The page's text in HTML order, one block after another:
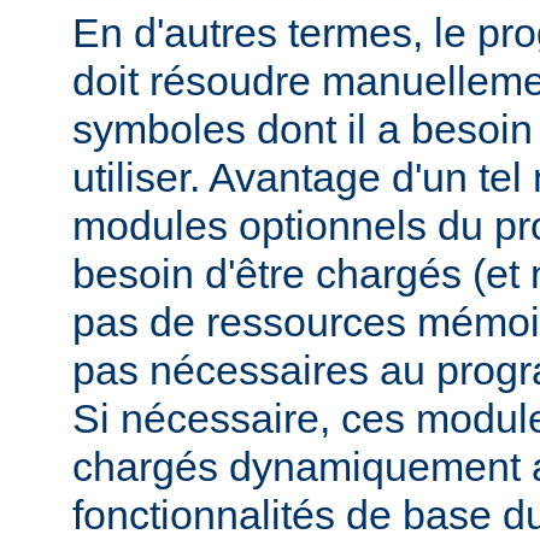
En d'autres termes, le
doit résoudre
symboles dont il a
utiliser. Avantage d'un
modules optionnels du
besoin d'être chargés (et
pas de ressources
pas nécessaires au
Si nécessaire, ces
chargés dynamiquement
fonctionnalités de base